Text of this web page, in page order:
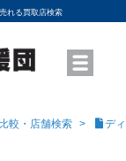
れる買取店検索
較・店舗検索 デ